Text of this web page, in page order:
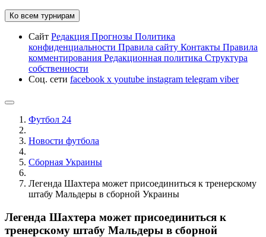
Ко всем турнирам
Сайт Редакция Прогнозы Политика
конфиденциальности Правила сайту Контакты Правила
комментирования Редакционная политика Структура
собственности
Соц. сети facebook x youtube instagram telegram viber
Футбол 24
Новости футбола
Сборная Украины
Легенда Шахтера может присоединиться к тренерскому
штабу Мальдеры в сборной Украины
Легенда Шахтера может присоединиться к
тренерскому штабу Мальдеры в сборной